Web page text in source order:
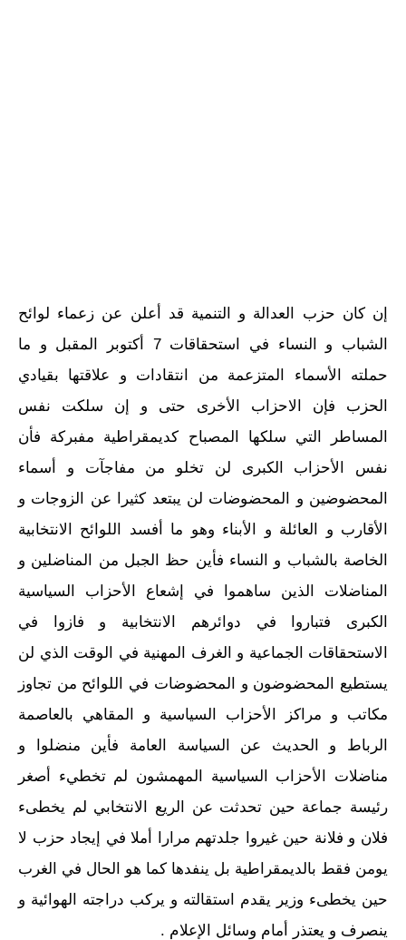
إن كان حزب العدالة و التنمية قد أعلن عن زعماء لوائح
الشباب و النساء في استحقاقات 7 أكتوبر المقبل و ما
حملته الأسماء المتزعمة من انتقادات و علاقتها بقيادي
الحزب فإن الاحزاب الأخرى حتى و إن سلكت نفس
المساطر التي سلكها المصباح كديمقراطية مفبركة فأن
نفس الأحزاب الكبرى لن تخلو من مفاجآت و أسماء
المحضوضين و المحضوضات لن يبتعد كثيرا عن الزوجات و
الأقارب و العائلة و الأبناء وهو ما أفسد اللوائح الانتخابية
الخاصة بالشباب و النساء فأين حظ الجبل من المناضلين و
المناضلات الذين ساهموا في إشعاع الأحزاب السياسية
الكبرى فتباروا في دوائرهم الانتخابية و فازوا في
الاستحقاقات الجماعية و الغرف المهنية في الوقت الذي لن
يستطيع المحضوضون و المحضوضات في اللوائح من تجاوز
مكاتب و مراكز الأحزاب السياسية و المقاهي بالعاصمة
الرباط و الحديث عن السياسة العامة فأين منضلوا و
مناضلات الأحزاب السياسية المهمشون لم تخطيء أصغر
رئيسة جماعة حين تحدثت عن الريع الانتخابي لم يخطىء
فلان و فلانة حين غيروا جلدتهم مرارا أملا في إيجاد حزب لا
يومن فقط بالديمقراطية بل ينفدها كما هو الحال في الغرب
حين يخطىء وزير يقدم استقالته و يركب دراجته الهوائية و
ينصرف و يعتذر أمام وسائل الإعلام .